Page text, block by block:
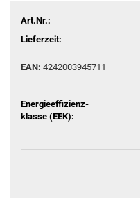
Art.Nr.:
Lieferzeit:
EAN: 4242003945711
Energieeffizienz-
klasse (EEK):